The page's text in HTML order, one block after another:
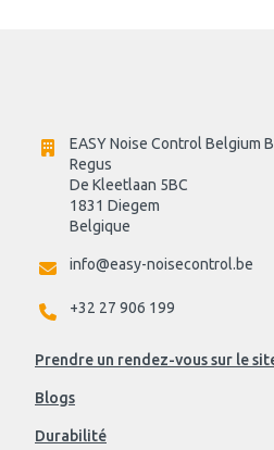
EASY Noise Control Belgium
Regus
De Kleetlaan 5BC
1831 Diegem
Belgique
info@easy-noisecontrol.be
+32 27 906 199
Prendre un rendez-vous sur le
Blogs
Durabilité